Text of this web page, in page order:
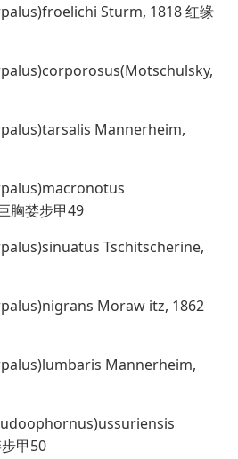
Sturm, 1818 红缘
Mannerheim,
胸婪步甲49
Tschitscherine,
Moraw itz, 1862
Mannerheim,
甲50